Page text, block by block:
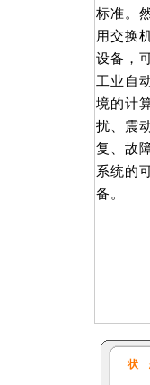
标准。
用交换
设备，
工业自
境的计
扰、震
复、故
系统的
备。
状